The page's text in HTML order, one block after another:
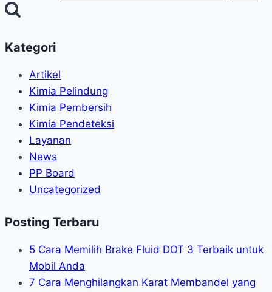
Kategori
Artikel
Kimia Pelindung
Kimia Pembersih
Kimia Pendeteksi
Layanan
News
PP Board
Uncategorized
Posting Terbaru
5 Cara Memilih Brake Fluid DOT 3 Terbaik untuk
Mobil Anda
7 Cara Menghilangkan Karat Membandel yang